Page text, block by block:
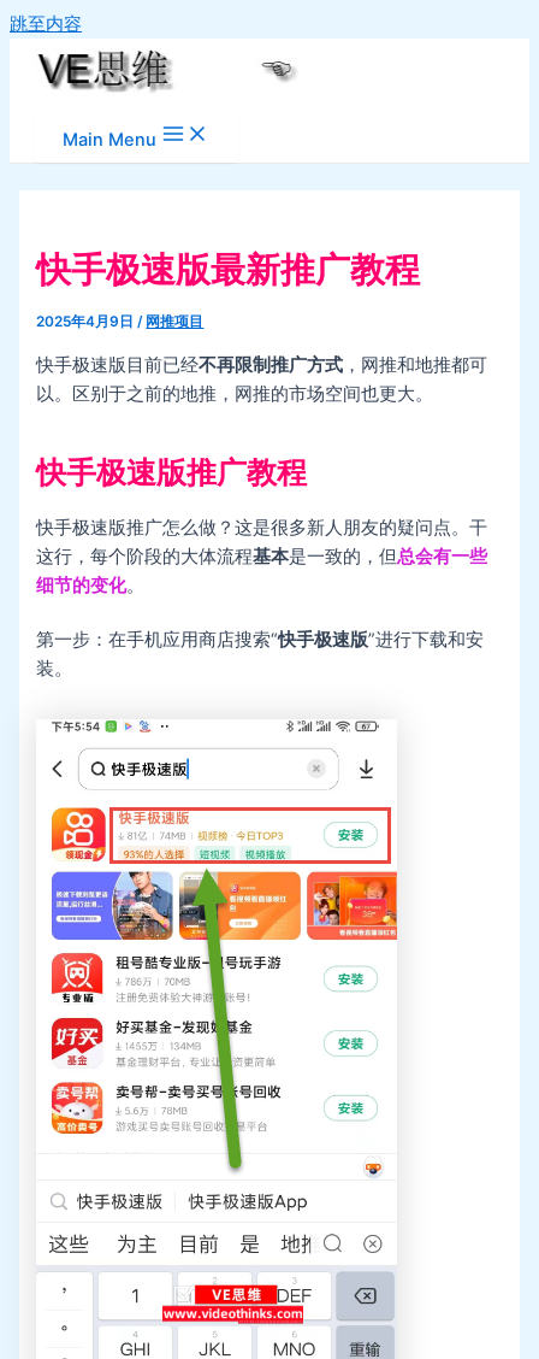
跳至内容
Main Menu
快手极速版最新推广教程
2025年4月9日/ 网推项目
快手极速版目前已经不再限制推广方式 ，网推和地推都可
以。区别于之前的地推，网推的市场空间也更大。
快手极速版推广教程
快手极速版推广怎么做？这是很多新人朋友的疑问点。干
这行，每个阶段的大体流程基本是一致的，但总会有一些
细节的变化。
第一步：在手机应用商店搜索“快手极速版”进行下载和安
装。